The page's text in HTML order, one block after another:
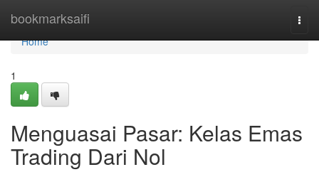
bookmarksaifi
Home
Home
1
Menguasai Pasar: Kelas Emas
Trading Dari Nol